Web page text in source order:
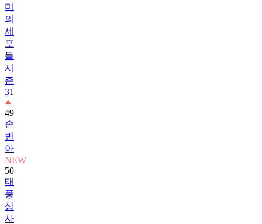
미
의
세
포
들
시
즌
31
49
손
빈
아
NEW
50
태
풍
상
사